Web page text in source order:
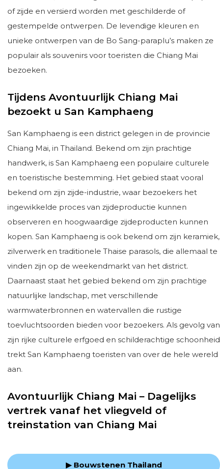
of zijde en versierd worden met geschilderde of
gestempelde ontwerpen. De levendige kleuren en
unieke ontwerpen van de Bo Sang-paraplu’s maken ze
populair als souvenirs voor toeristen die Chiang Mai
bezoeken.
Tijdens Avontuurlijk Chiang Mai
bezoekt u San Kamphaeng
San Kamphaeng is een district gelegen in de provincie
Chiang Mai, in Thailand. Bekend om zijn prachtige
handwerk, is San Kamphaeng een populaire culturele
en toeristische bestemming. Het gebied staat vooral
bekend om zijn zijde-industrie, waar bezoekers het
ingewikkelde proces van zijdeproductie kunnen
observeren en hoogwaardige zijdeproducten kunnen
kopen. San Kamphaeng is ook bekend om zijn keramiek,
zilverwerk en traditionele Thaise parasols, die allemaal te
vinden zijn op de weekendmarkt van het district.
Daarnaast staat het gebied bekend om zijn prachtige
natuurlijke landschap, met verschillende
warmwaterbronnen en watervallen die rustige
toevluchtsoorden bieden voor bezoekers. Als gevolg van
zijn rijke culturele erfgoed en schilderachtige schoonheid
trekt San Kamphaeng toeristen van over de hele wereld
aan.
Avontuurlijk Chiang Mai – Dagelijks
vertrek vanaf het vliegveld of
treinstation van Chiang Mai
▶ Bouwstenen Thailand